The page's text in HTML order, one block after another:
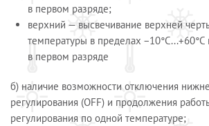
в первом разряде;
верхний — высвечивание верхней
температуры в пределах −10°С...+60°С
в первом разряде
б) наличие возможности отключения
регулирования (OFF) и продолжения
регулирования по одной температуре;